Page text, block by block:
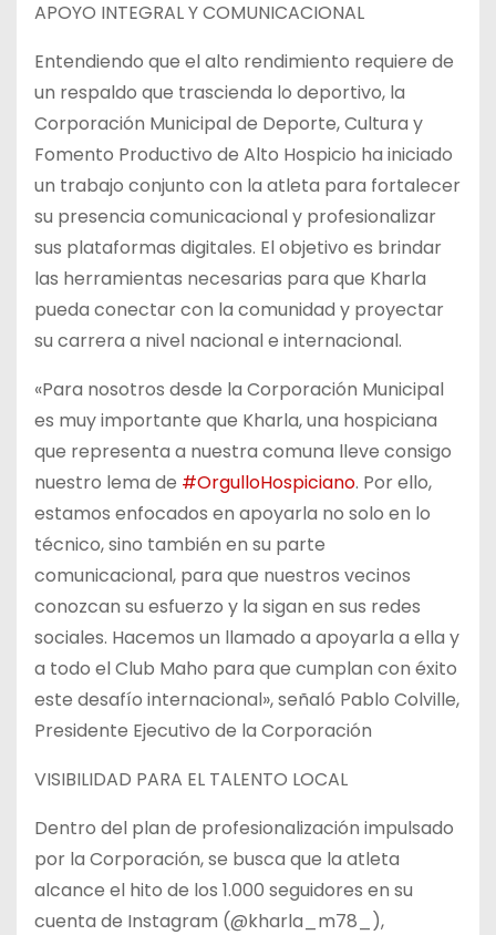
APOYO INTEGRAL Y COMUNICACIONAL
Entendiendo que el alto rendimiento requiere de
un respaldo que trascienda lo deportivo, la
Corporación Municipal de Deporte, Cultura y
Fomento Productivo de Alto Hospicio ha iniciado
un trabajo conjunto con la atleta para fortalecer
su presencia comunicacional y profesionalizar
sus plataformas digitales. El objetivo es brindar
las herramientas necesarias para que Kharla
pueda conectar con la comunidad y proyectar
su carrera a nivel nacional e internacional.
«Para nosotros desde la Corporación Municipal
es muy importante que Kharla, una hospiciana
que representa a nuestra comuna lleve consigo
nuestro lema de #OrgulloHospiciano. Por ello,
estamos enfocados en apoyarla no solo en lo
técnico, sino también en su parte
comunicacional, para que nuestros vecinos
conozcan su esfuerzo y la sigan en sus redes
sociales. Hacemos un llamado a apoyarla a ella y
a todo el Club Maho para que cumplan con éxito
este desafío internacional», señaló Pablo Colville,
Presidente Ejecutivo de la Corporación
VISIBILIDAD PARA EL TALENTO LOCAL
Dentro del plan de profesionalización impulsado
por la Corporación, se busca que la atleta
alcance el hito de los 1.000 seguidores en su
cuenta de Instagram (@kharla_m78_),